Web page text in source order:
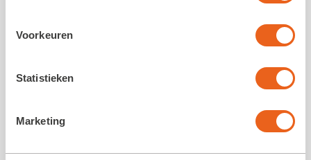
Voorkeuren
Statistieken
Marketing
Volg ons op social media